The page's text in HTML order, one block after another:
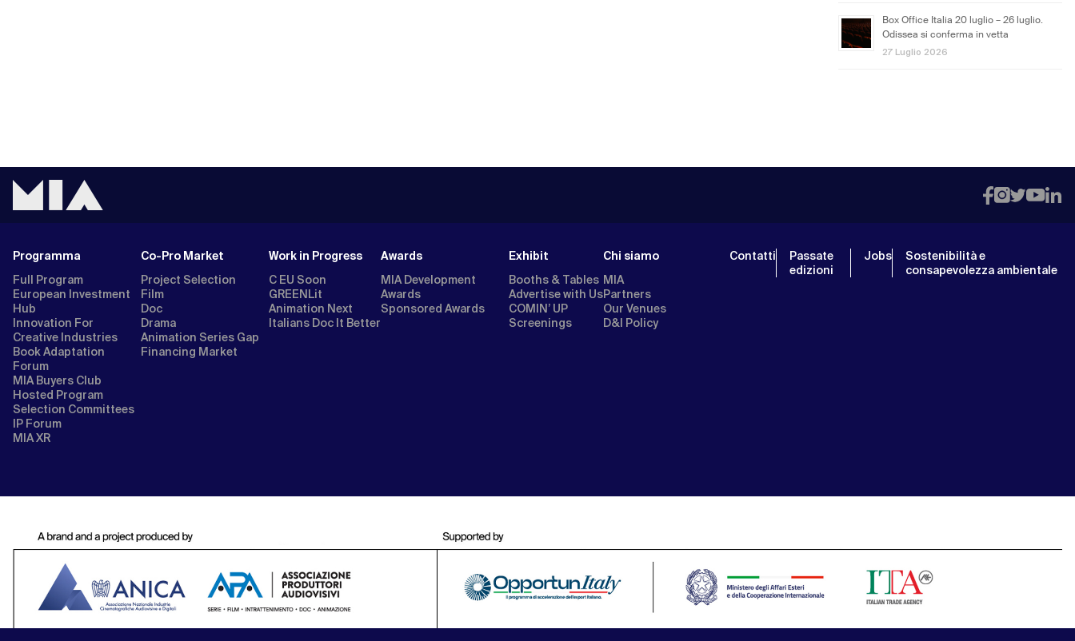
Box Office Italia 20 luglio – 26 luglio.
Odissea si conferma in vetta
27 Luglio 2026
Programma
Full Program
European Investment
Hub
Innovation For
Creative Industries
Book Adaptation
Forum
MIA Buyers Club
Hosted Program
Selection Committees
IP Forum
MIA XR
Co-Pro Market
Project Selection
Film
Doc
Drama
Animation Series Gap
Financing Market
Work in Progress
C EU Soon
GREENLit
Animation Next
Italians Doc It Better
Awards
MIA Development
Awards
Sponsored Awards
Exhibit
Booths & Tables
Advertise with Us
COMIN’ UP
Screenings
Chi siamo
MIA
Partners
Our Venues
D&I Policy
Contatti
Passate
edizioni
Jobs
Sostenibilità e
consapevolezza ambientale